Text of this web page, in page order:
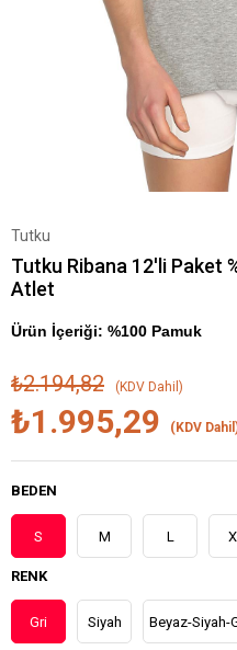
Tutku
Tutku Ribana 12'li Paket
Atlet
Ürün İçeriği: %100 Pamuk
₺2.194,82 (KDV Dahil)
₺1.995,29 (KDV
BEDEN
S M L
RENK
Gri Siyah Beyaz-Siyah-